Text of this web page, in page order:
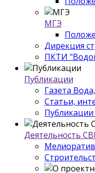
МГЭ
Дирекция
ПКТИ
Публикации
Газета
Статьи,
Деятельность